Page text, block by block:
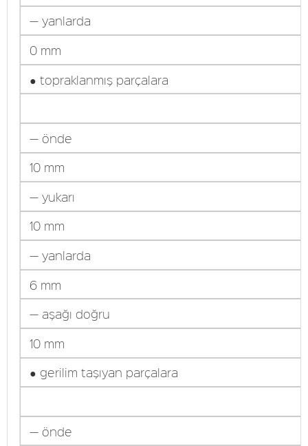
— yanlarda
0 mm
● topraklanmış parçalara
— önde
10 mm
— yukarı
10 mm
— yanlarda
6 mm
— aşağı doğru
10 mm
● gerilim taşıyan parçalara
— önde